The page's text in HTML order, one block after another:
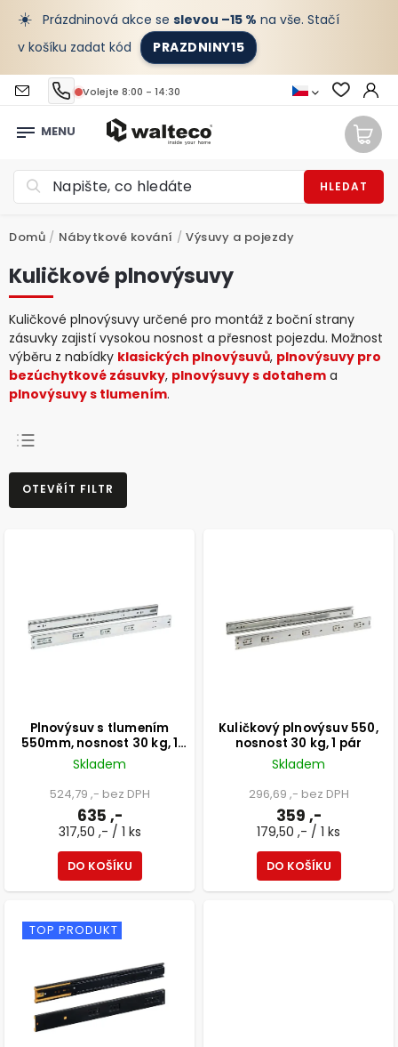
☀️ Prázdninová akce se slevou –15 % na vše. Stačí
v košíku zadat kód
PRAZDNINY15
Volejte 8:00 - 14:30
HLEDAT
Domů / Nábytkové kování / Výsuvy a pojezdy
Kuličkové plnovýsuvy
Kuličkové plnovýsuvy určené pro montáž z boční strany
zásuvky zajistí vysokou nosnost a přesnost pojezdu. Možnost
výběru z nabídky klasických plnovýsuvů, plnovýsuvy pro
bezúchytkové zásuvky, plnovýsuvy s dotahem a
plnovýsuvy s tlumením.
NEJPRODÁVANĚJŠÍ
NEJLEVNĚJŠÍ
OTEVŘÍT FILTR
Plnovýsuv s tlumením
550mm, nosnost 30 kg, 1
pár
Skladem
524,79 ,- bez DPH
635 ,-
317,50 ,- / 1 ks
DO KOŠÍKU
Kuličkový plnovýsuv 550,
nosnost 30 kg, 1 pár
Skladem
296,69 ,- bez DPH
359 ,-
179,50 ,- / 1 ks
DO KOŠÍKU
TOP PRODUKT